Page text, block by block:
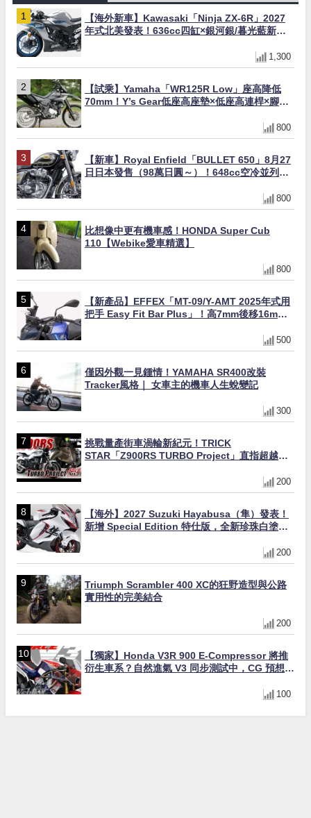
【海外新車】Kawasaki「Ninja ZX-6R」2027
年式北美發表！636cc四缸×銀河銀/暮光藍新色
1,300
【試乘】Yamaha「WR125R Low」座高降低
70mm！Y’s Gear低座高座墊×低座高連桿×腳踏
800
【新車】Royal Enfield「BULLET 650」8月27
日日本發售（98萬日圓～）！648cc空冷並列雙
800
比想像中更有機車感！HONDA Super Cub
110【Webike愛車精選】
800
【新產品】EFFEX「MT-09/Y-AMT 2025年式用
把手 Easy Fit Bar Plus」！高7mm後移16mm
500
僅因外觀一見鍾情！YAMAHA SR400改裝
Tracker風格｜ 女車主的機車人生蛻變記
300
挑戰量產街車渦輪新紀元！TRICK
STAR「Z900RS TURBO Project」直指超越
200
【海外】2027 Suzuki Hayabusa（隼）發表！
新增 Special Edition 特仕版，全新珍珠白塗裝
200
Triumph Scrambler 400 XC的狂野造型與公路
實用性的完美結合
200
【獨家】Honda V3R 900 E-Compressor 將推
衍生車系？自然進氣 V3 同步測試中，CG 預想曝
100